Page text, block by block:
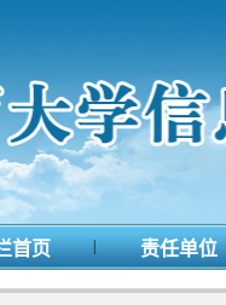
首页 | 责任单位